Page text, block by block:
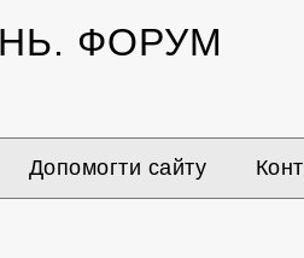
ФОРУМ
Допомогти сайту